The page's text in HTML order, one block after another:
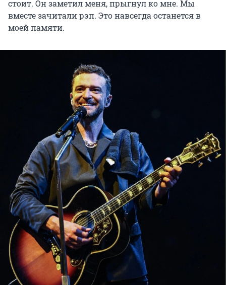
стоит. Он заметил меня, прыгнул ко мне. Мы
вместе зачитали рэп. Это навсегда останется в
моей памяти.